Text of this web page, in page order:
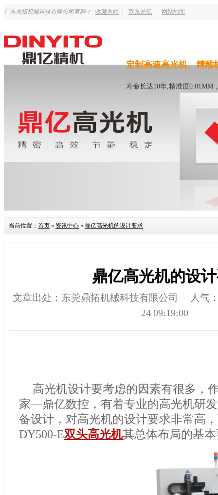
广东鼎拓机械科技有限公司官网！ 收藏本站 联系鼎亿 网站地图
定制高速高光机、精雕
寿命长达10年,精准度0.01MM
当前位置： 首页 » 资讯中心 » 鼎亿高光机的设计要求
鼎亿高光机的设
文章出处：东莞鼎拓机械科技有限公司
人气
24 09:19:00
高光机设计要考虑的因素有很多，
家—鼎亿数控，有着专业的高光机研
备设计，对高光机的设计要求非常高
DY500-E双头高光机其总体布局的基